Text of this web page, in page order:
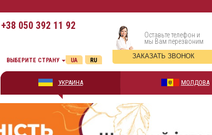
+38 050 392 11 92
Оставьте телефон и
мы Вам перезвоним
ЗАКАЗАТЬ ЗВОНОК
ВЫБЕРИТЕ СТРАНУ RU
UA
УКРАИНА МОЛДОВА